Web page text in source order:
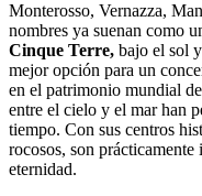
Monterosso, Vernazza,
nombres ya suenan como
Cinque Terre, bajo el sol
mejor opción para un
en el patrimonio mundial
entre el cielo y el mar han
tiempo. Con sus centros
rocosos, son prácticamente
eternidad.